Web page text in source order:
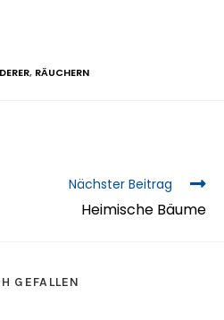
, RÄUCHERN
Nächster Beitrag
Heimische Bäume
GEFALLEN